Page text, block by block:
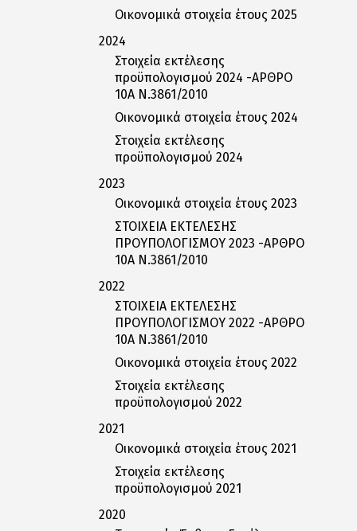
Οικονομικά στοιχεία έτους 2025
2024
Στοιχεία εκτέλεσης
προϋπολογισμού 2024 -ΑΡΘΡΟ
10Α Ν.3861/2010
Οικονομικά στοιχεία έτους 2024
Στοιχεία εκτέλεσης
προϋπολογισμού 2024
2023
Οικονομικά στοιχεία έτους 2023
ΣΤΟΙΧΕΙΑ ΕΚΤΕΛΕΣΗΣ
ΠΡΟΥΠΟΛΟΓΙΣΜΟΥ 2023 -ΑΡΘΡΟ
10Α Ν.3861/2010
2022
ΣΤΟΙΧΕΙΑ ΕΚΤΕΛΕΣΗΣ
ΠΡΟΥΠΟΛΟΓΙΣΜΟΥ 2022 -ΑΡΘΡΟ
10Α Ν.3861/2010
Οικονομικά στοιχεία έτους 2022
Στοιχεία εκτέλεσης
προϋπολογισμού 2022
2021
Οικονομικά στοιχεία έτους 2021
Στοιχεία εκτέλεσης
προϋπολογισμού 2021
2020